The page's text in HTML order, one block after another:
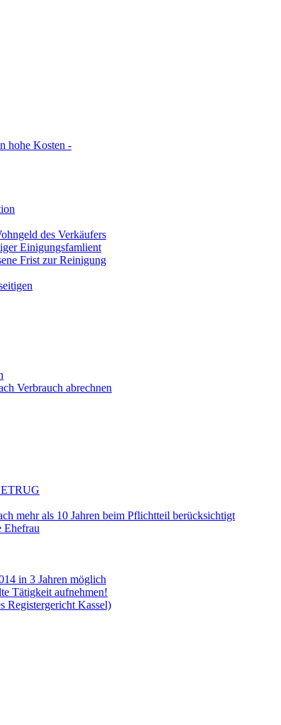
hohe Kosten -
des Verkäufers
Einigungsfamlient
Frist zur Reinigung
Verbrauch abrechnen
mehr als 10 Jahren beim Pflichtteil berücksichtigt
Ehefrau
in 3 Jahren möglich
Tätigkeit aufnehmen!
Registergericht Kassel)